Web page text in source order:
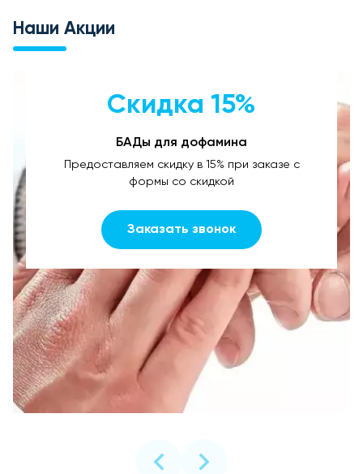
Наши Акции
Скидка 15%
БАДы для дофамина
Предоставляем скидку в 15% при заказе с
формы со скидкой
Заказать звонок